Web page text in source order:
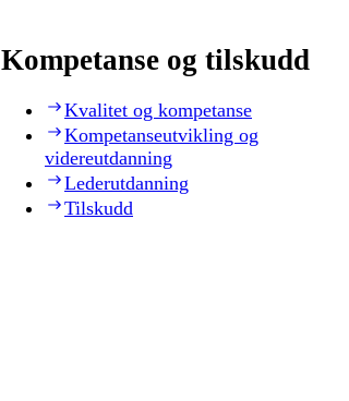
Kompetanse og tilskudd
Kvalitet og kompetanse
Kompetanseutvikling og
videreutdanning
Lederutdanning
Tilskudd